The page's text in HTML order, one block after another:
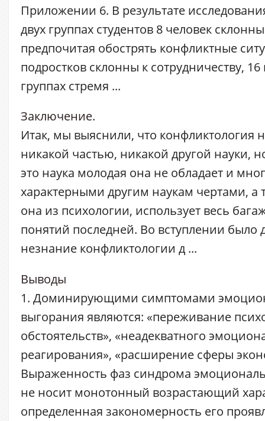
Приложении 6. В результате
двух группах студентов 8 человек
предпочитая обострять конфликтные
подростков склонны к сотрудничеству, 16
группах стремя ...
Заключение.
Итак, мы выяснили, что конфликтология
никакой частью, никакой другой науки,
это наука молодая она не обладает и
характерными другим наукам чертами, а
она из психологии, использует весь
понятий последней. Во вступлении было
незнание конфликтологии д ...
Выводы
1. Доминирующими симптомами
выгорания являются: «переживание
обстоятельств», «неадекватного
реагирования», «расширение сферы
Выраженность фаз синдрома
не носит монотонный возрастающий
определенная закономерность его